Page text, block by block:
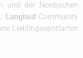
und der Nordischen
Langlauf-Community
Lieblingssportarten